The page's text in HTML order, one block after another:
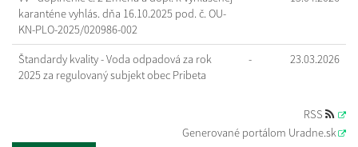
karanténe vyhlás. dňa 16.10.2025 pod. č. OU-
KN-PLO-2025/020986-002
Štandardy kvality - Voda odpadová za rok
2025 za regulovaný subjekt obec Pribeta
- 23.03.2026
RSS
Generované portálom Uradne.sk